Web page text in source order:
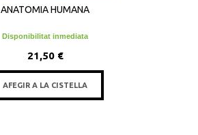
ANATOMIA HUMANA
Disponibilitat inmediata
21,50 €
AFEGIR A LA CISTELLA